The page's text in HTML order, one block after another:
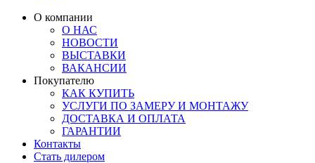
ИЗ МАССИВА ОЛЬХИ
РАСПРОДАЖА ОСТАТКОВ
ВСЕ ДВЕРИ
ПОД ОБОИ И ПОКРАСКУ
РАЗДВИЖНЫЕ ПЕРЕГОРОДКИ
КОМПЛЕКТУЮЩИЕ
ОГРАНИЧИТЕЛИ
ПЕТЛИ
РАЗДВИЖНАЯ СИСТЕМА
СТЕНОВЫЕ ПАНЕЛИ
О компании
О НАС
НОВОСТИ
ВЫСТАВКИ
ВАКАНСИИ
Покупателю
КАК КУПИТЬ
УСЛУГИ ПО ЗАМЕРУ И МОНТАЖУ
ДОСТАВКА И ОПЛАТА
ГАРАНТИИ
Контакты
Стать дилером